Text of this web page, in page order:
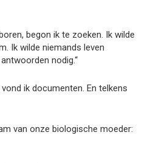
begon ik te zoeken. Ik wilde
Ik wilde niemands leven
nodig.“
ik documenten. En telkens
van onze biologische moeder: